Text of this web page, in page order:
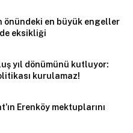
önündeki en büyük engeller
eksikliği
yıl dönümünü kutluyor:
kurulamaz!
Erenköy mektuplarını